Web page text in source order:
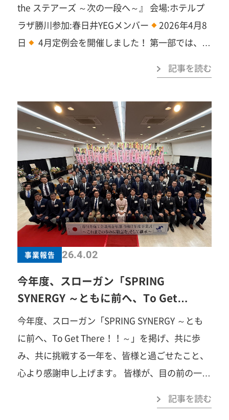
動」…まずは見学だけでも大歓迎です。お気軽に
ご連絡ください！ 春日井商工会議所青年部事務局
TEL：0568-81-4141みなさまのご参加を心よりお
the ステアーズ ～次の一段へ～』 会場:ホテルプ
ラザ勝川参加:春日井YEGメンバー
2026年4月8
日
4月定例会を開催しました！ 第一部では、水
和8年度の想い・方向性・覚悟を、メンバーへ直
「共通点ゲーム」を通して委員会交流を実施。笑
いあり、発見ありの時間の中で、委員会内に交流
が生まれ、会場全体に一体感が広がりました。さ
らに距離が縮まり、互いを“知る”だけではな
く、“理解する”きっかけになったと感じていま
す。 今年度の活動が、ここから本格的にスタート
します。 この一歩を、一過性で終わらせず、関わ
り・挑戦・共創へ繋げていきます！ ご参加いただ
いた皆様、ありがとうございました！
一歩踏
あなたの「挑戦してみたい」を、春日井YEGでカ
タチにしませんか？「自己研鑽」「自己実現」
「楽しさ」「苦しさ」「笑い」「汗」「涙」「感
動」…まずは見学だけでも大歓迎です。お気軽に
ご連絡ください！ 春日井商工会議所青年部事務局
TEL：0568-81-4141みなさまのご参加を心よりお
記事を読む
事業報告 26.4.02
今年度、スローガン「SPRING
SYNERGY ～ともに前へ、To Get
There！！
今年度、スローガン「SPRING SYNERGY ～とも
に前へ、To Get There！！～」を掲げ、共に歩
み、共に挑戦する一年を、皆様と過ごせたこと、
心より感謝申し上げます。 皆様が、目の前の一つ
に向き合い、積み重ねてきたからこそ、令和7年
記事を読む